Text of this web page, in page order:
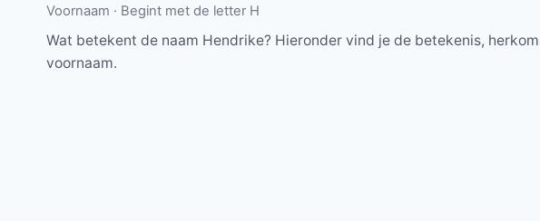
Voornaam · Begint met de letter H
Wat betekent de naam Hendrike? Hieronder vind je de betekenis,
voornaam.